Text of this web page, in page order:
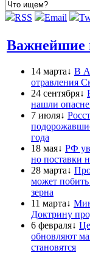
RSS Email
Важнейшие
14 марта↓ В
отравления
24 сентября↓
нашли
7 июля↓
года
18 мая↓ РФ
но поставки
28 марта↓
может
зерна
11 марта↓
Доктрину
6 февраля↓
обновляют
становятся